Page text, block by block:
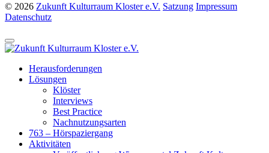
© 2026 Zukunft Kulturraum Kloster e.V. Satzung Impressum
Datenschutz
Herausforderungen
Lösungen
Klöster
Interviews
Best Practice
Nachnutzungsarten
763 – Hörspaziergang
Aktivitäten